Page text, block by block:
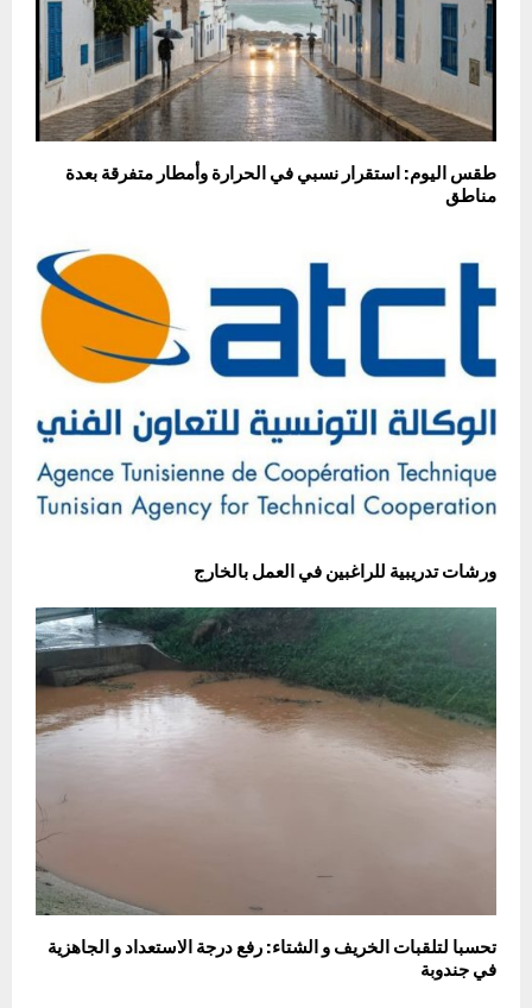
طقس اليوم: استقرار نسبي في الحرارة وأمطار متفرقة بعدة
مناطق
ورشات تدريبية للراغبين في العمل بالخارج
تحسبا لتلقبات الخريف و الشتاء: رفع درجة الاستعداد و الجاهزية
في جندوبة